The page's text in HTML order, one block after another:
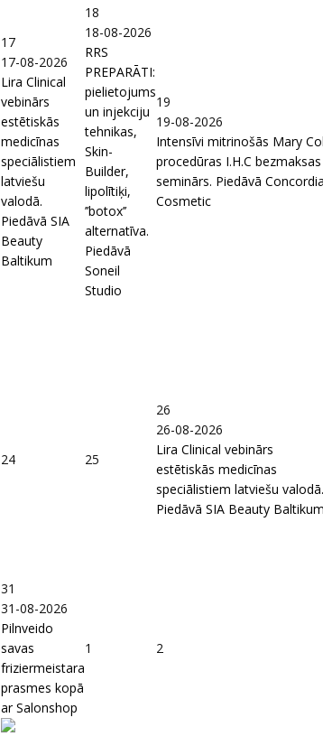
17
17-08-2026
Lira Clinical
vebinārs
estētiskās
medicīnas
speciālistiem
latviešu
valodā.
Piedāvā SIA
Beauty
Baltikum
18
18-08-2026
RRS
PREPARĀTI:
pielietojums
un injekciju
tehnikas,
Skin-
Builder,
lipolītiķi,
’’botox’’
alternatīva.
Piedāvā
Soneil
Studio
19
19-08-2026
Intensīvi mitrinošās Mary
procedūras I.H.C bezmaksas
seminārs. Piedāvā
Cosmetic
24 25
26
26-08-2026
Lira Clinical vebinārs
estētiskās medicīnas
speciālistiem latviešu valodā.
Piedāvā SIA Beauty
31
31-08-2026
Pilnveido
savas
friziermeistara
prasmes kopā
ar Salonshop
1 2